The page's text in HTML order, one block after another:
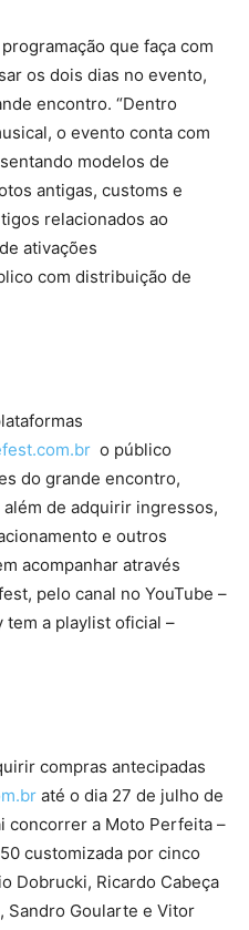
que faça com
os dois dias no evento,
encontro. “Dentro
o evento conta com
modelos de
antigas, customs e
relacionados ao
ativações
com distribuição de
o público
do grande encontro,
de adquirir ingressos,
e outros
acompanhar através
pelo canal no YouTube –
tem a playlist oficial –
compras antecipadas
até o dia 27 de julho de
concorrer a Moto Perfeita –
customizada por cinco
Dobrucki, Ricardo Cabeça
Sandro Goularte e Vitor